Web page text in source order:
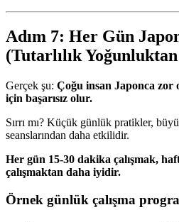
Adım 7: Her Gün
(Tutarlılık
Gerçek şu: Çoğu insan Japonca zor
için başarısız olur.
Sırrı mı? Küçük günlük pratikler,
seanslarından daha etkilidir.
Her gün 15-30 dakika çalışmak,
çalışmaktan daha iyidir.
Örnek günlük çalışma